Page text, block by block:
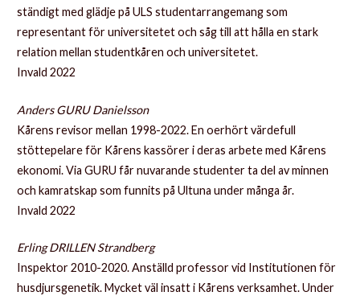
ständigt med glädje på ULS studentarrangemang som
representant för universitetet och såg till att hålla en stark
relation mellan studentkåren och universitetet.
Invald 2022
Anders GURU Danielsson
Kårens revisor mellan 1998-2022. En oerhört värdefull
stöttepelare för Kårens kassörer i deras arbete med Kårens
ekonomi. Via GURU får nuvarande studenter ta del av minnen
och kamratskap som funnits på Ultuna under många år.
Invald 2022
Erling DRILLEN Strandberg
Inspektor 2010-2020. Anställd professor vid Institutionen för
husdjursgenetik. Mycket väl insatt i Kårens verksamhet. Under